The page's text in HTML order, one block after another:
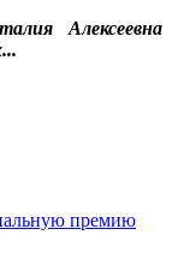
Алексеевна
премию